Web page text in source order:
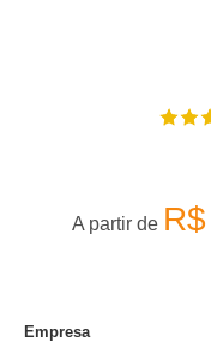
A partir de R$
Empresa